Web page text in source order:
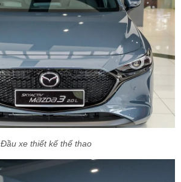
Đầu xe thiết kế thể thao